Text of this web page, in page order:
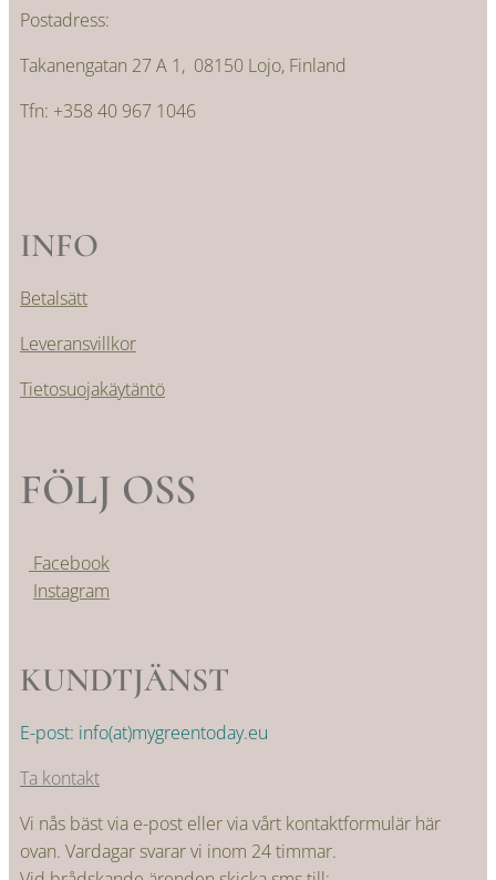
Postadress:
Takanengatan 27 A 1, 08150 Lojo, Finland
Tfn: +358 40 967 1046
INFO
Betalsätt
Leveransvillkor
Tietosuojakäytäntö
FÖLJ OSS
Facebook
Instagram
KUNDTJÄNST
E-post: info(at)mygreentoday.eu
Ta kontakt
Vi nås bäst via e-post eller via vårt kontaktformulär här
ovan. Vardagar svarar vi inom 24 timmar.